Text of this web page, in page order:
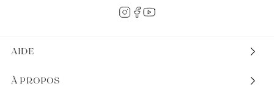
AIDE
À PROPOS